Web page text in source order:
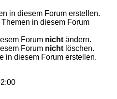
in diesem Forum erstellen.
in diesem Forum
Forum nicht ändern.
Forum nicht löschen.
in diesem Forum erstellen.